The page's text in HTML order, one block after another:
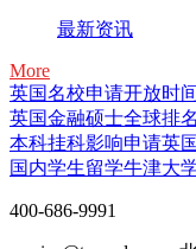
最新资讯
More
英国名校申请开放时
英国金融硕士全球排
本科挂科影响申请英
国内学生留学牛津大
400-686-9991